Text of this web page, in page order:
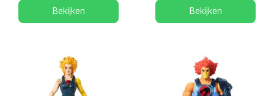
Bekijken Bekijken